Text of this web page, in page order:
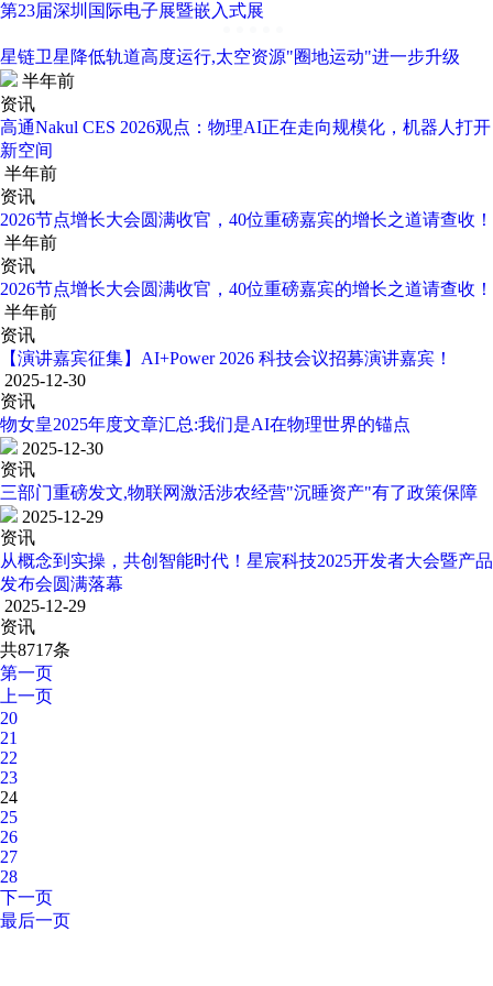
第23届深圳国际电子展暨嵌入式展
星链卫星降低轨道高度运行,太空资源"圈地运动"进一步升级
半年前
资讯
高通Nakul CES 2026观点：物理AI正在走向规模化，机器人打开
新空间
半年前
资讯
2026节点增长大会圆满收官，40位重磅嘉宾的增长之道请查收！
半年前
资讯
2026节点增长大会圆满收官，40位重磅嘉宾的增长之道请查收！
半年前
资讯
【演讲嘉宾征集】AI+Power 2026 科技会议招募演讲嘉宾！
2025-12-30
资讯
物女皇2025年度文章汇总:我们是AI在物理世界的锚点
2025-12-30
资讯
三部门重磅发文,物联网激活涉农经营"沉睡资产"有了政策保障
2025-12-29
资讯
从概念到实操，共创智能时代！星宸科技2025开发者大会暨产品
发布会圆满落幕
2025-12-29
资讯
共8717条
第一页
上一页
20
21
22
23
24
25
26
27
28
下一页
最后一页